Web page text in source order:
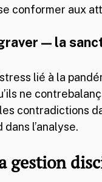
conformer aux
— la
lié à la
ne
contradictions
l’analyse.
gestion